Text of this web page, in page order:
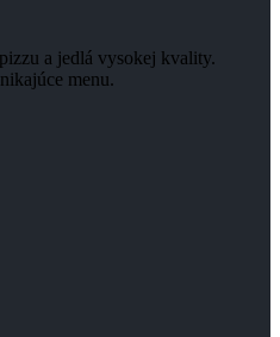
a jedlá vysokej kvality.
menu.